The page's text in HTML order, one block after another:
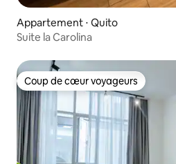
Appartement ⋅ Quito
Suite la Carolina
Coup de cœur voyageurs
Coup de cœur voyageurs